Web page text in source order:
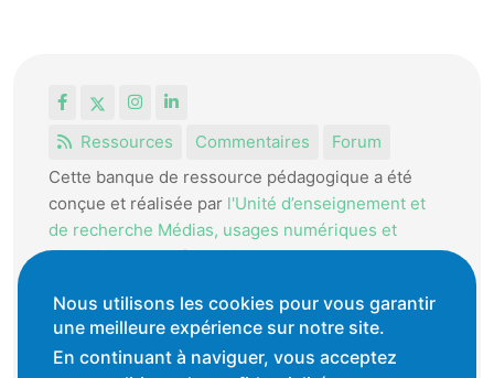
FacebookInstagram
LinkedIn
Ressources
Commentaires
Forum
Cette banque de ressource pédagogique a été
conçue et réalisée par l'Unité d’enseignement et
de recherche Médias, usages numériques et
didactique de l’Informatique.
La HEP-VD met cet outil à disposition des
enseignantes et enseignants vaudois pour
favoriser l'échange de ressources pédagogiques.
Nous utilisons les cookies pour vous garantir
une meilleure expérience sur notre site.
En continuant à naviguer, vous acceptez